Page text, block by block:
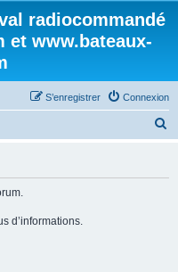
radiocommandé
et www.bateaux-
Connexion
S’enregistrer
d’informations.